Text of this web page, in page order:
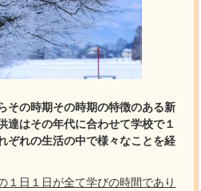
その時期その時期の特徴のある新
達はその年代に合わせて学校で１
ぞれの生活の中で様々なことを経
１日１日が全て学びの時間であり